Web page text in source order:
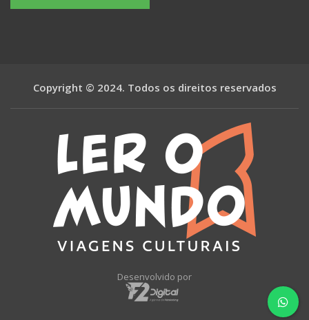
Copyright © 2024. Todos os direitos reservados
Desenvolvido por